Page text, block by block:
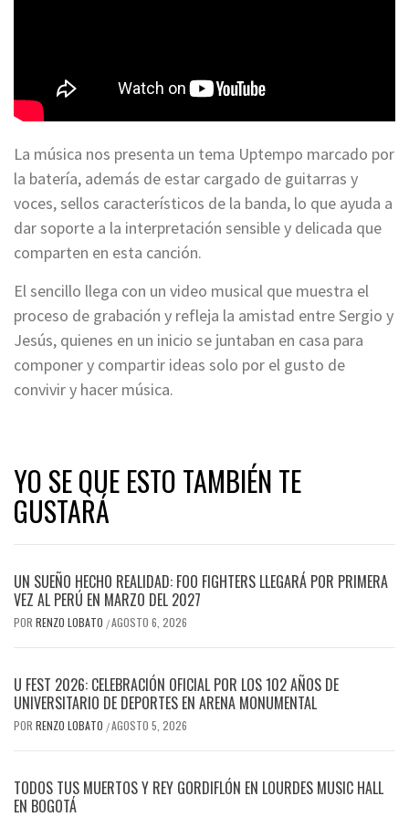
La música nos presenta un tema Uptempo marcado por
la batería, además de estar cargado de guitarras y
voces, sellos característicos de la banda, lo que ayuda a
dar soporte a la interpretación sensible y delicada que
comparten en esta canción.
El sencillo llega con un video musical que muestra el
proceso de grabación y refleja la amistad entre Sergio y
Jesús, quienes en un inicio se juntaban en casa para
componer y compartir ideas solo por el gusto de
convivir y hacer música.
YO SE QUE ESTO TAMBIÉN TE
GUSTARÁ
UN SUEÑO HECHO REALIDAD: FOO FIGHTERS LLEGARÁ POR PRIMERA
VEZ AL PERÚ EN MARZO DEL 2027
POR RENZO LOBATO /AGOSTO 6, 2026
U FEST 2026: CELEBRACIÓN OFICIAL POR LOS 102 AÑOS DE
UNIVERSITARIO DE DEPORTES EN ARENA MONUMENTAL
POR RENZO LOBATO /AGOSTO 5, 2026
TODOS TUS MUERTOS Y REY GORDIFLÓN EN LOURDES MUSIC HALL
EN BOGOTÁ